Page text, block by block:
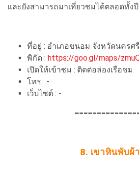
และยังสามารถมาเที่ยวชมได้ตลอดทั้งปี
ที่อยู่ : อำเภอขนอม จังหวัดนครศ
พิกัด : https://goo.gl/maps/
เปิดให้เข้าชม : ติดต่อล่องเรือชม
โทร : -
เว็บไซต์ : -
8. เขาหินพับผ้า